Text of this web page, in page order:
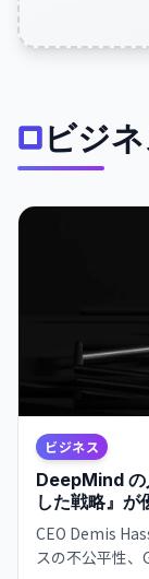
ビジ
ビジネス
DeepMind
した戦略』が
CEO Demis
スの不公平性